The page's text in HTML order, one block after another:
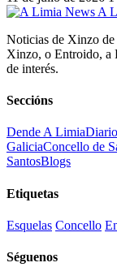
A
Noticias de Xinzo
Xinzo, o Entroido, a
de interés.
Seccións
Dende A Limia
GaliciaConcello de
SantosBlogs
Etiquetas
Esquelas Concello
Séguenos